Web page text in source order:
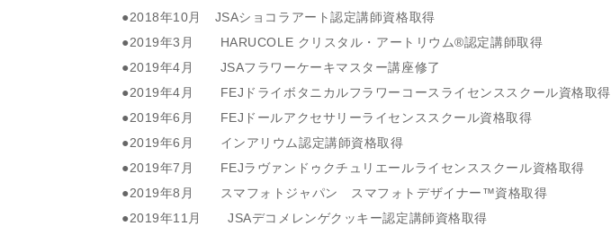
●2018年10月 JSAショコラアート認定講師資格取得
●2019年3月 HARUCOLE クリスタル・アートリウム®認定講師取得
●2019年4月 JSAフラワーケーキマスター講座修了
●2019年4月 FEJドライボタニカルフラワーコースライセンススクール資格取得
●2019年6月 FEJドールアクセサリーライセンススクール資格取得
●2019年6月 インアリウム認定講師資格取得
●2019年7月 FEJラヴァンドゥクチュリエールライセンススクール資格取得
●2019年8月 スマフォトジャパン スマフォトデザイナー™資格取得
●2019年11月 JSAデコメレンゲクッキー認定講師資格取得